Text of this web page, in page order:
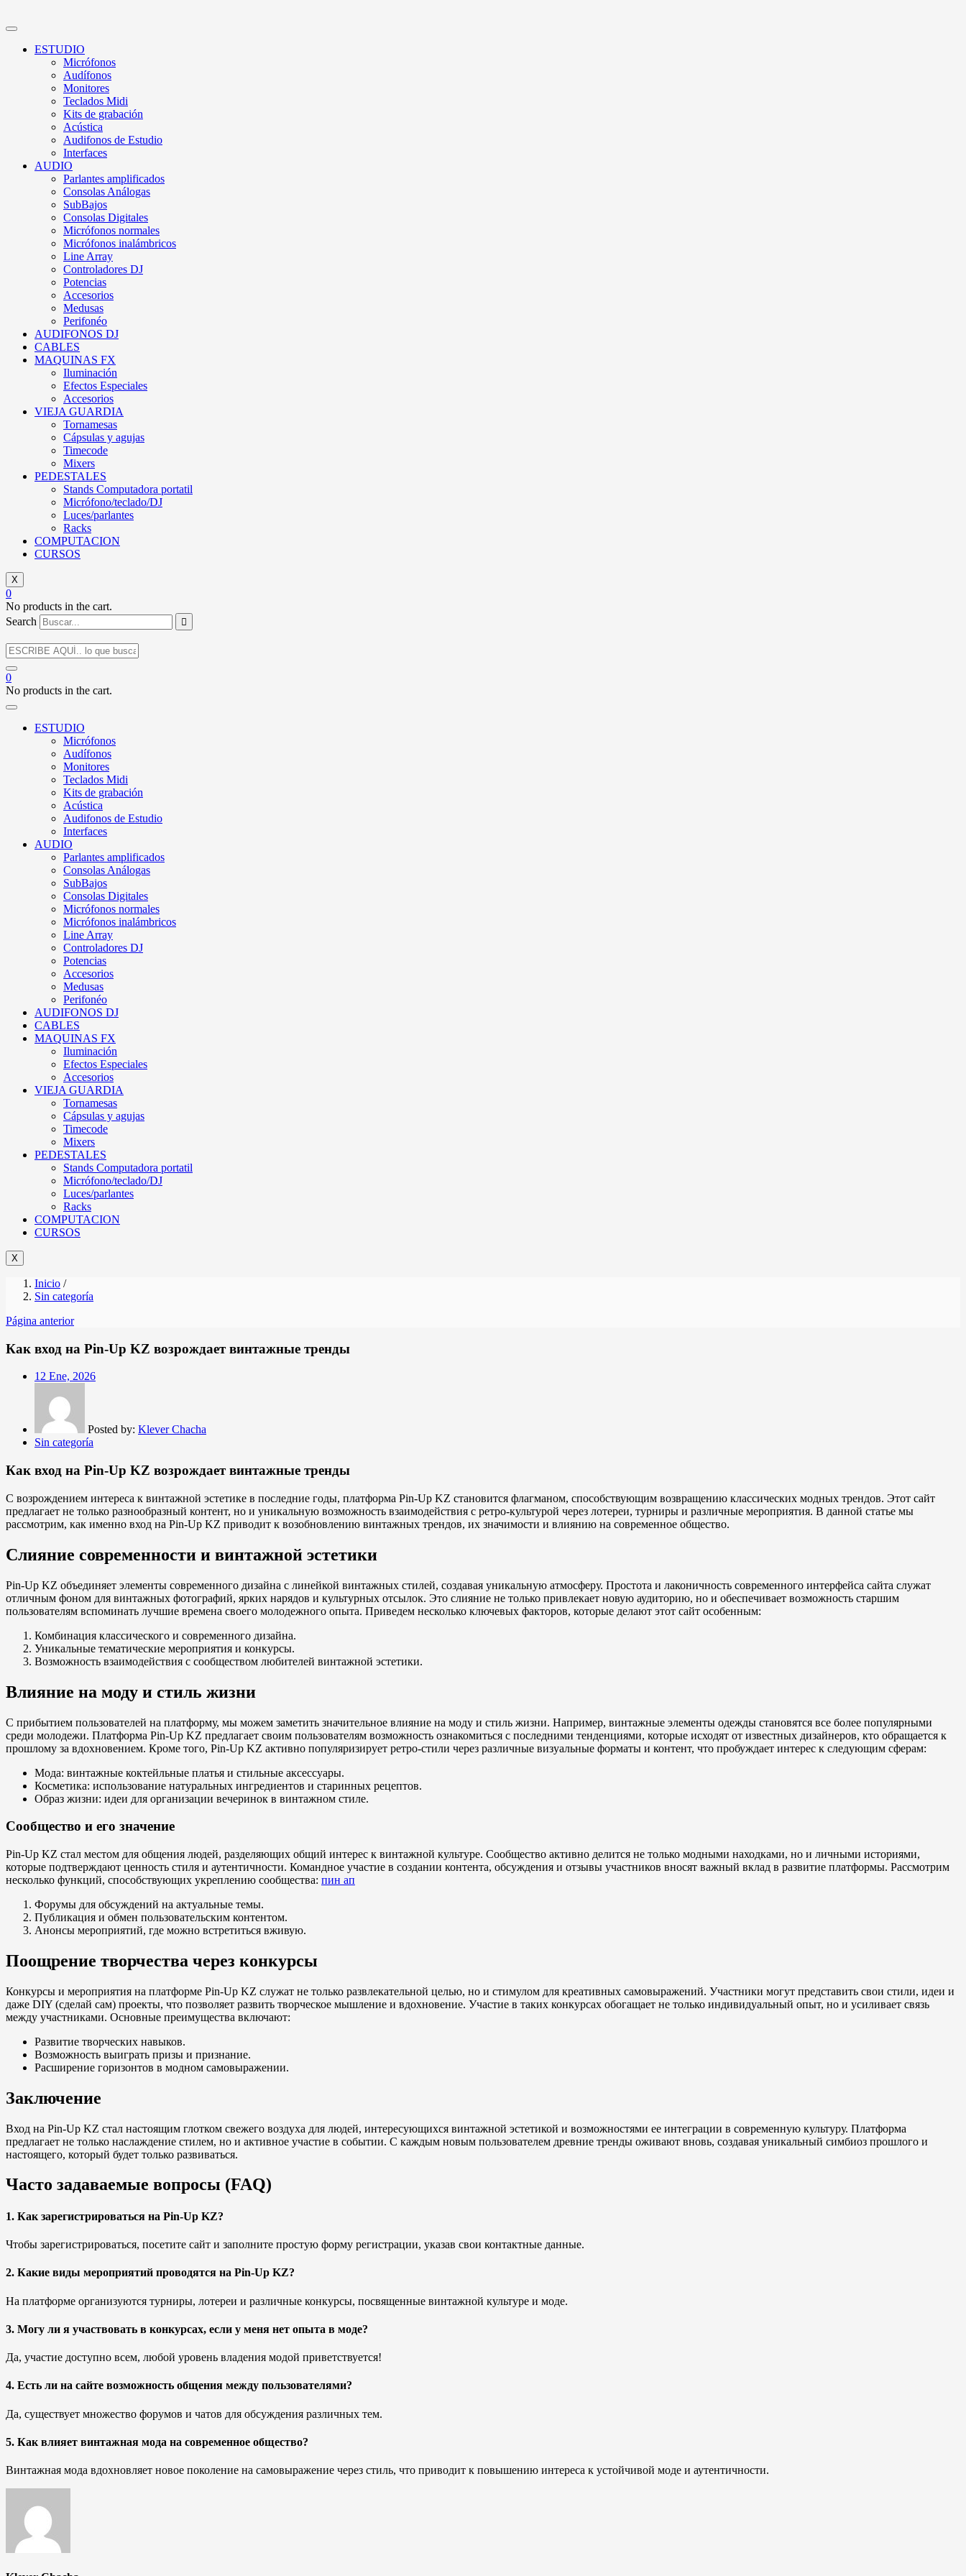
ESTUDIO
Micrófonos
Audífonos
Monitores
Teclados Midi
Kits de grabación
Acústica
Audifonos de Estudio
Interfaces
AUDIO
Parlantes amplificados
Consolas Análogas
SubBajos
Consolas Digitales
Micrófonos normales
Micrófonos inalámbricos
Line Array
Controladores DJ
Potencias
Accesorios
Medusas
Perifonéo
AUDIFONOS DJ
CABLES
MAQUINAS FX
Iluminación
Efectos Especiales
Accesorios
VIEJA GUARDIA
Tornamesas
Cápsulas y agujas
Timecode
Mixers
PEDESTALES
Stands Computadora portatil
Micrófono/teclado/DJ
Luces/parlantes
Racks
COMPUTACION
CURSOS
X
0
No products in the cart.
Search
0
No products in the cart.
ESTUDIO
Micrófonos
Audífonos
Monitores
Teclados Midi
Kits de grabación
Acústica
Audifonos de Estudio
Interfaces
AUDIO
Parlantes amplificados
Consolas Análogas
SubBajos
Consolas Digitales
Micrófonos normales
Micrófonos inalámbricos
Line Array
Controladores DJ
Potencias
Accesorios
Medusas
Perifonéo
AUDIFONOS DJ
CABLES
MAQUINAS FX
Iluminación
Efectos Especiales
Accesorios
VIEJA GUARDIA
Tornamesas
Cápsulas y agujas
Timecode
Mixers
PEDESTALES
Stands Computadora portatil
Micrófono/teclado/DJ
Luces/parlantes
Racks
COMPUTACION
CURSOS
X
Inicio /
Sin categoría
Página anterior
Как вход на Pin-Up KZ возрождает винтажные тренды
Posted
12 Ene, 2026
Posted by: Klever Chacha
Sin categoría
Как вход на Pin-Up KZ возрождает винтажные тренды
С возрождением интереса к винтажной эстетике в последние годы, платформа Pin-Up KZ становится флагманом, способствующим возвращению классических модных трендов. Этот сайт
предлагает не только разнообразный контент, но и уникальную возможность взаимодействия с ретро-культурой через лотереи, турниры и различные мероприятия. В данной статье мы
рассмотрим, как именно вход на Pin-Up KZ приводит к возобновлению винтажных трендов, их значимости и влиянию на современное общество.
Слияние современности и винтажной эстетики
Pin-Up KZ объединяет элементы современного дизайна с линейкой винтажных стилей, создавая уникальную атмосферу. Простота и лаконичность современного интерфейса сайта служат
отличным фоном для винтажных фотографий, ярких нарядов и культурных отсылок. Это слияние не только привлекает новую аудиторию, но и обеспечивает возможность старшим
пользователям вспоминать лучшие времена своего молодежного опыта. Приведем несколько ключевых факторов, которые делают этот сайт особенным:
Комбинация классического и современного дизайна.
Уникальные тематические мероприятия и конкурсы.
Возможность взаимодействия с сообществом любителей винтажной эстетики.
Влияние на моду и стиль жизни
С прибытием пользователей на платформу, мы можем заметить значительное влияние на моду и стиль жизни. Например, винтажные элементы одежды становятся все более популярными
среди молодежи. Платформа Pin-Up KZ предлагает своим пользователям возможность ознакомиться с последними тенденциями, которые исходят от известных дизайнеров, кто обращается к
прошлому за вдохновением. Кроме того, Pin-Up KZ активно популяризирует ретро-стили через различные визуальные форматы и контент, что пробуждает интерес к следующим сферам:
Мода: винтажные коктейльные платья и стильные аксессуары.
Косметика: использование натуральных ингредиентов и старинных рецептов.
Образ жизни: идеи для организации вечеринок в винтажном стиле.
Сообщество и его значение
Pin-Up KZ стал местом для общения людей, разделяющих общий интерес к винтажной культуре. Сообщество активно делится не только модными находками, но и личными историями,
которые подтверждают ценность стиля и аутентичности. Командное участие в создании контента, обсуждения и отзывы участников вносят важный вклад в развитие платформы. Рассмотрим
несколько функций, способствующих укреплению сообщества: пин ап
Форумы для обсуждений на актуальные темы.
Публикация и обмен пользовательским контентом.
Анонсы мероприятий, где можно встретиться вживую.
Поощрение творчества через конкурсы
Конкурсы и мероприятия на платформе Pin-Up KZ служат не только развлекательной целью, но и стимулом для креативных самовыражений. Участники могут представить свои стили, идеи и
даже DIY (сделай сам) проекты, что позволяет развить творческое мышление и вдохновение. Участие в таких конкурсах обогащает не только индивидуальный опыт, но и усиливает связь
между участниками. Основные преимущества включают:
Развитие творческих навыков.
Возможность выиграть призы и признание.
Расширение горизонтов в модном самовыражении.
Заключение
Вход на Pin-Up KZ стал настоящим глотком свежего воздуха для людей, интересующихся винтажной эстетикой и возможностями ее интеграции в современную культуру. Платформа
предлагает не только наслаждение стилем, но и активное участие в событии. С каждым новым пользователем древние тренды оживают вновь, создавая уникальный симбиоз прошлого и
настоящего, который будет только развиваться.
Часто задаваемые вопросы (FAQ)
1. Как зарегистрироваться на Pin-Up KZ?
Чтобы зарегистрироваться, посетите сайт и заполните простую форму регистрации, указав свои контактные данные.
2. Какие виды мероприятий проводятся на Pin-Up KZ?
На платформе организуются турниры, лотереи и различные конкурсы, посвященные винтажной культуре и моде.
3. Могу ли я участвовать в конкурсах, если у меня нет опыта в моде?
Да, участие доступно всем, любой уровень владения модой приветствуется!
4. Есть ли на сайте возможность общения между пользователями?
Да, существует множество форумов и чатов для обсуждения различных тем.
5. Как влияет винтажная мода на современное общество?
Винтажная мода вдохновляет новое поколение на самовыражение через стиль, что приводит к повышению интереса к устойчивой моде и аутентичности.